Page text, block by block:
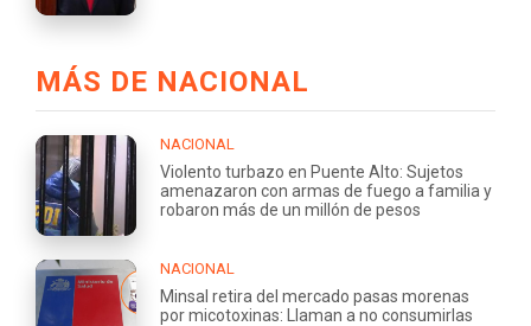
MÁS DE NACIONAL
NACIONAL
Violento turbazo en Puente Alto: Sujetos
amenazaron con armas de fuego a familia y
robaron más de un millón de pesos
NACIONAL
Minsal retira del mercado pasas morenas
por micotoxinas: Llaman a no consumirlas